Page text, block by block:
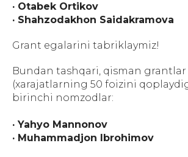
· Otabek Ortikov
· Shahzodakhon Saidakramova
Grant egalarini tabriklaymiz!
Bundan tashqari, qisman grantlar
(xarajatlarning 50 foizini
birinchi nomzodlar:
· Yahyo Mannonov
· Muhammadjon Ibrohimov